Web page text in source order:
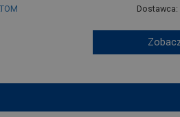
Dostawca: